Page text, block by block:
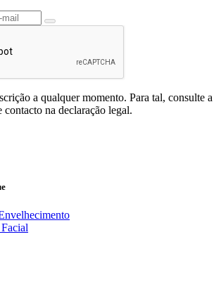
a qualquer momento. Para tal, consulte a
contacto na declaração legal.